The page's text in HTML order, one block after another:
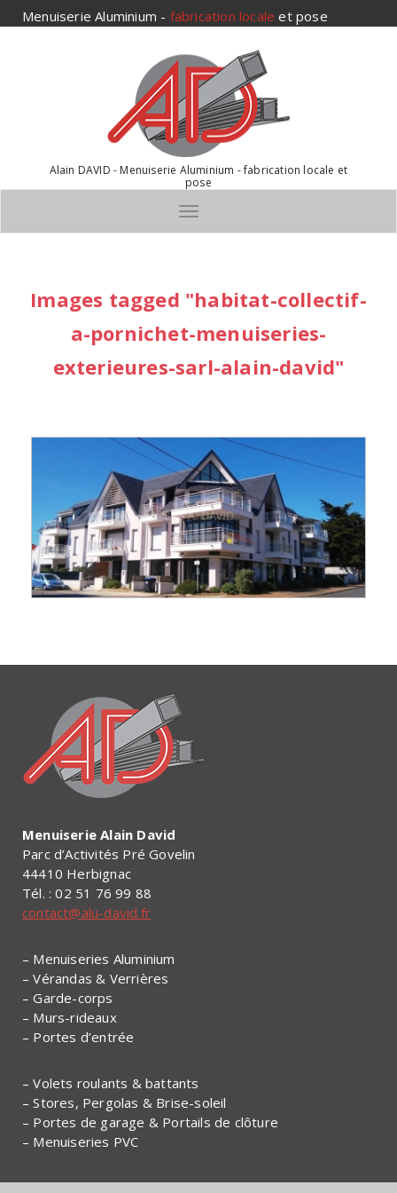
Aller
au
Menuiserie Aluminium - fabrication locale et pose
Alain DAVID - Menuiserie Aluminium - fabrication locale et
pose
Toggle navigation
Images tagged "habitat-collectif-
a-pornichet-menuiseries-
exterieures-sarl-alain-david"
Menuiserie Alain David
Parc d’Activités Pré Govelin
44410 Herbignac
Tél. : 02 51 76 99 88
contact@alu-david.fr
– Menuiseries Aluminium
– Vérandas & Verrières
– Garde-corps
– Murs-rideaux
– Portes d’entrée
– Volets roulants & battants
– Stores, Pergolas & Brise-soleil
– Portes de garage & Portails de clôture
– Menuiseries PVC